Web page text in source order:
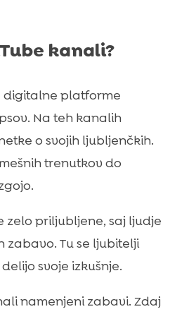
kanali?
digitalne platforme
Na teh kanalih
o svojih ljubljenčkih.
trenutkov do
zelo priljubljene, saj ljudje
zabavo. Tu se ljubitelji
svoje izkušnje.
namenjeni zabavi. Zdaj